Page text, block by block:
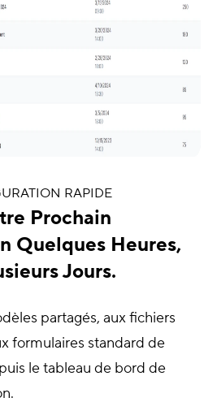
RAPIDE
Prochain
Quelques Heures,
Jours.
partagés, aux fichiers
formulaires standard de
le tableau de bord de